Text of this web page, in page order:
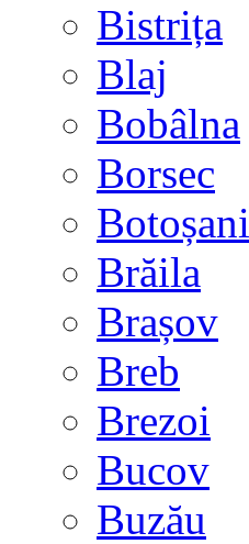
Bistrița
Blaj
Bobâlna
Borsec
Botoșani
Brăila
Brașov
Breb
Brezoi
Bucov
Buzău